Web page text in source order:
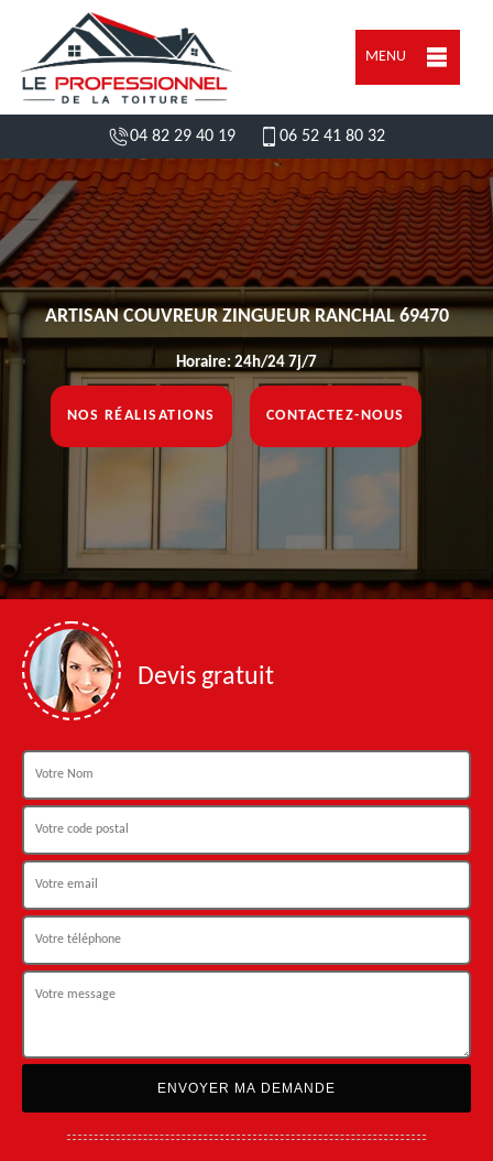
MENU
04 82 29 40 19 06 52 41 80 32
ARTISAN COUVREUR ZINGUEUR RANCHAL 69470
Horaire: 24h/24 7j/7
NOS RÉALISATIONS CONTACTEZ-NOUS
Devis gratuit